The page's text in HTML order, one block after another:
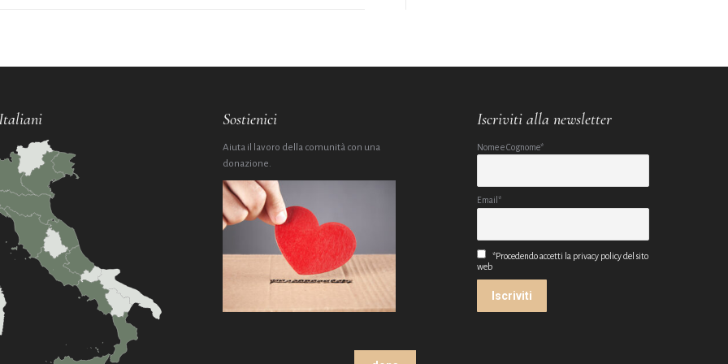
Sostienici
Aiuta il lavoro della comunità con una
donazione.
Iscriviti alla newsletter
Nome e Cognome*
Email*
*Procedendo accetti la privacy policy del sito
web